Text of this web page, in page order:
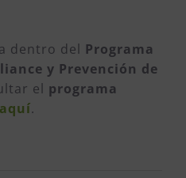
dentro del Programa
y Prevención de
el programa
aquí.